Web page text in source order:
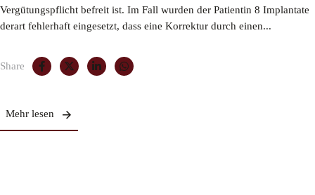
Vergütungspflicht befreit ist. Im Fall wurden der Patientin 8 Implantate
derart fehlerhaft eingesetzt, dass eine Korrektur durch einen...
Share
Mehr lesen